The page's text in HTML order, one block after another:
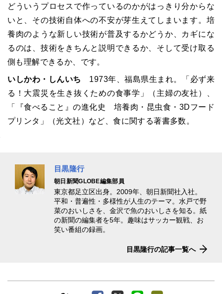
どういうプロセスで作っているのかがはっきり分からな
いと、その技術自体への不安が芽生えてしまいます。培
養肉のような新しい技術が普及するかどうか、カギにな
るのは、技術をきちんと説明できるか、そして受け取る
側も理解できるか、です。
いしかわ・しんいち
1973年、福島県生まれ。「必ず来
る！大震災を生き抜くための食事学」（主婦の友社）、
「『食べること』の進化史 培養肉・昆虫食・3Dフード
プリンタ」（光文社）など、食に関する著書多数。
目黒隆行
朝日新聞GLOBE編集部員
東京都足立区出身。2009年、朝日新聞社入社。
平和・普遍性・多様性が人生のテーマ。水戸で野
菜のおいしさを、金沢で魚のおいしさを知る。紙
の新聞の編集者を5年。趣味はサッカー観戦、お
笑い番組の録画。
目黒隆行の記事一覧へ